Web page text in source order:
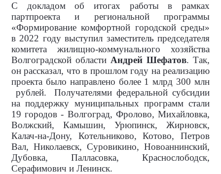
С докладом об итогах работы в рамках
партпроекта и региональной программы
«Формирование комфортной городской среды»
в 2022 году выступил заместитель председателя
комитета жилищно-коммунального хозяйства
Волгоградской области Андрей Шефатов. Так,
он рассказал, что в прошлом году на реализацию
проекта было направлено более 1 млрд 300 млн
рублей.
Получателями федеральной субсидии
на поддержку муниципальных программ стали
19 городов - Волгоград, Фролово, Михайловка,
Волжский, Камышин, Урюпинск, Жирновск,
Калач-на-Дону, Котельниково, Котово, Петров
Вал, Николаевск, Суровикино, Новоаннинский,
Дубовка, Палласовка, Краснослободск,
Серафимович и Ленинск.